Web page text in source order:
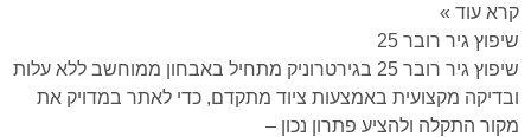
קרא עוד »
שיפוץ גיר רובר 25
שיפוץ גיר רובר 25 בגירטרוניק מתחיל באבחון ממוחשב ללא עלות
ובדיקה מקצועית באמצעות ציוד מתקדם, כדי לאתר במדויק את
מקור התקלה ולהציע פתרון נכון –